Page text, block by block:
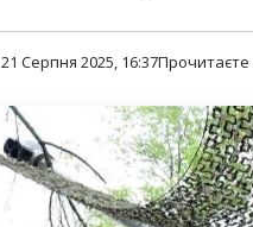
21 Серпня 2025, 16:37Прочитаєте